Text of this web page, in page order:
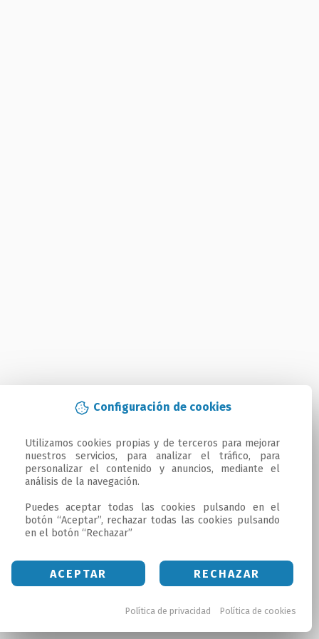
Configuración de cookies
Utilizamos cookies propias y de terceros para mejorar
nuestros servicios, para analizar el tráfico, para
personalizar el contenido y anuncios, mediante el
análisis de la navegación.
Puedes aceptar todas las cookies pulsando en el
botón “Aceptar”, rechazar todas las cookies pulsando
en el botón “Rechazar”
ACEPTAR RECHAZAR
Política de privacidad Política de cookies